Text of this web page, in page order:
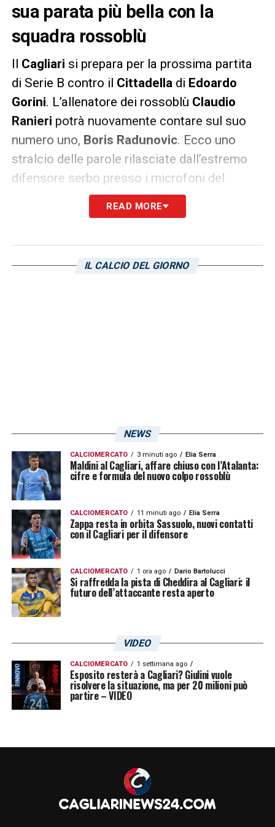
sua parata più bella con la
squadra rossoblù
Il Cagliari si prepara per la prossima partita
di Serie B contro il Cittadella di Edoardo
Gorini. L’allenatore dei rossoblù Claudio
Ranieri potrà nuovamente contare sul suo
numero uno, Boris Radunovic. Ecco uno
stralcio delle parole rilasciate dall’estremo
difensore serbo presso i microfoni del
Corriere dello Sportsulla sua parata più
«La parata più bella? Ne ricordo due
READ MORE
IL CALCIO DEL GIORNO
NEWS
CALCIOMERCATO 3 minuti ago Elia Serra
Maldini al Cagliari, affare chiuso con l’Atalanta:
cifre e formula del nuovo colpo rossoblù
CALCIOMERCATO 11 minuti ago Elia Serra
Zappa resta in orbita Sassuolo, nuovi contatti
con il Cagliari per il difensore
CALCIOMERCATO 1 ora ago Dario Bartolucci
Si raffredda la pista di Cheddira al Cagliari: il
futuro dell’attaccante resta aperto
VIDEO
CALCIOMERCATO 1 settimana ago
Esposito resterà a Cagliari? Giulini vuole
risolvere la situazione, ma per 20 milioni può
partire – VIDEO